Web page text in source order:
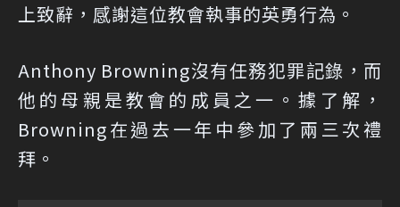
上致辭，感謝這位教會執事的英勇行為。
Anthony Browning沒有任務犯罪記錄，而
他的母親是教會的成員之一。據了解，
Browning在過去一年中參加了兩三次禮
拜。